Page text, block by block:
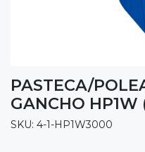
PASTECA/
GANCHO HP1W
SKU: 4-1-HP1W3000